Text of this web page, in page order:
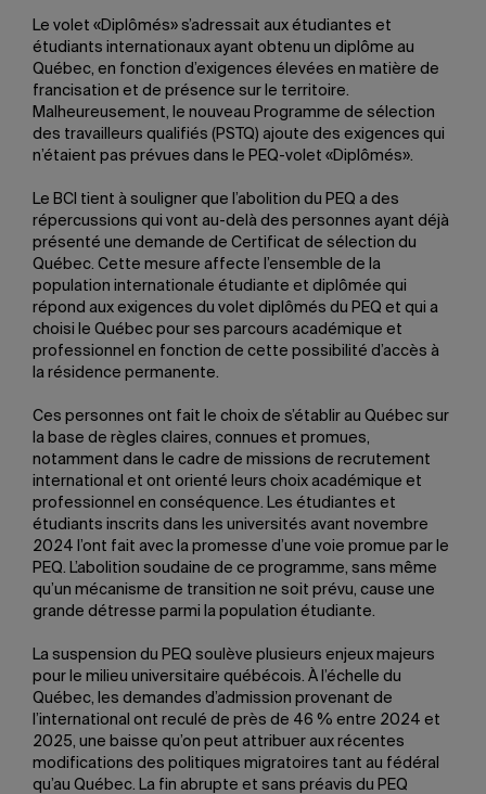
Le volet «Diplômés» s’adressait aux étudiantes et
étudiants internationaux ayant obtenu un diplôme au
Québec, en fonction d’exigences élevées en matière de
francisation et de présence sur le territoire.
Malheureusement, le nouveau Programme de sélection
des travailleurs qualifiés (PSTQ) ajoute des exigences qui
n’étaient pas prévues dans le PEQ-volet «Diplômés».
Le BCI tient à souligner que l’abolition du PEQ a des
répercussions qui vont au-delà des personnes ayant déjà
présenté une demande de Certificat de sélection du
Québec. Cette mesure affecte l’ensemble de la
population internationale étudiante et diplômée qui
répond aux exigences du volet diplômés du PEQ et qui a
choisi le Québec pour ses parcours académique et
professionnel en fonction de cette possibilité d’accès à
la résidence permanente.
Ces personnes ont fait le choix de s’établir au Québec sur
la base de règles claires, connues et promues,
notamment dans le cadre de missions de recrutement
international et ont orienté leurs choix académique et
professionnel en conséquence. Les étudiantes et
étudiants inscrits dans les universités avant novembre
2024 l’ont fait avec la promesse d’une voie promue par le
PEQ. L’abolition soudaine de ce programme, sans même
qu’un mécanisme de transition ne soit prévu, cause une
grande détresse parmi la population étudiante.
La suspension du PEQ soulève plusieurs enjeux majeurs
pour le milieu universitaire québécois. À l’échelle du
Québec, les demandes d’admission provenant de
l’international ont reculé de près de 46 % entre 2024 et
2025, une baisse qu’on peut attribuer aux récentes
modifications des politiques migratoires tant au fédéral
qu’au Québec. La fin abrupte et sans préavis du PEQ